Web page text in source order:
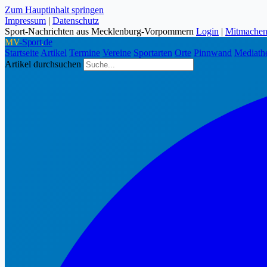
Zum Hauptinhalt springen
Impressum | Datenschutz
Sport-Nachrichten aus Mecklenburg-Vorpommern Login | Mitmachen
MV-Sport.de
Startseite Artikel Termine Vereine Sportarten Orte Pinnwand
Artikel durchsuchen